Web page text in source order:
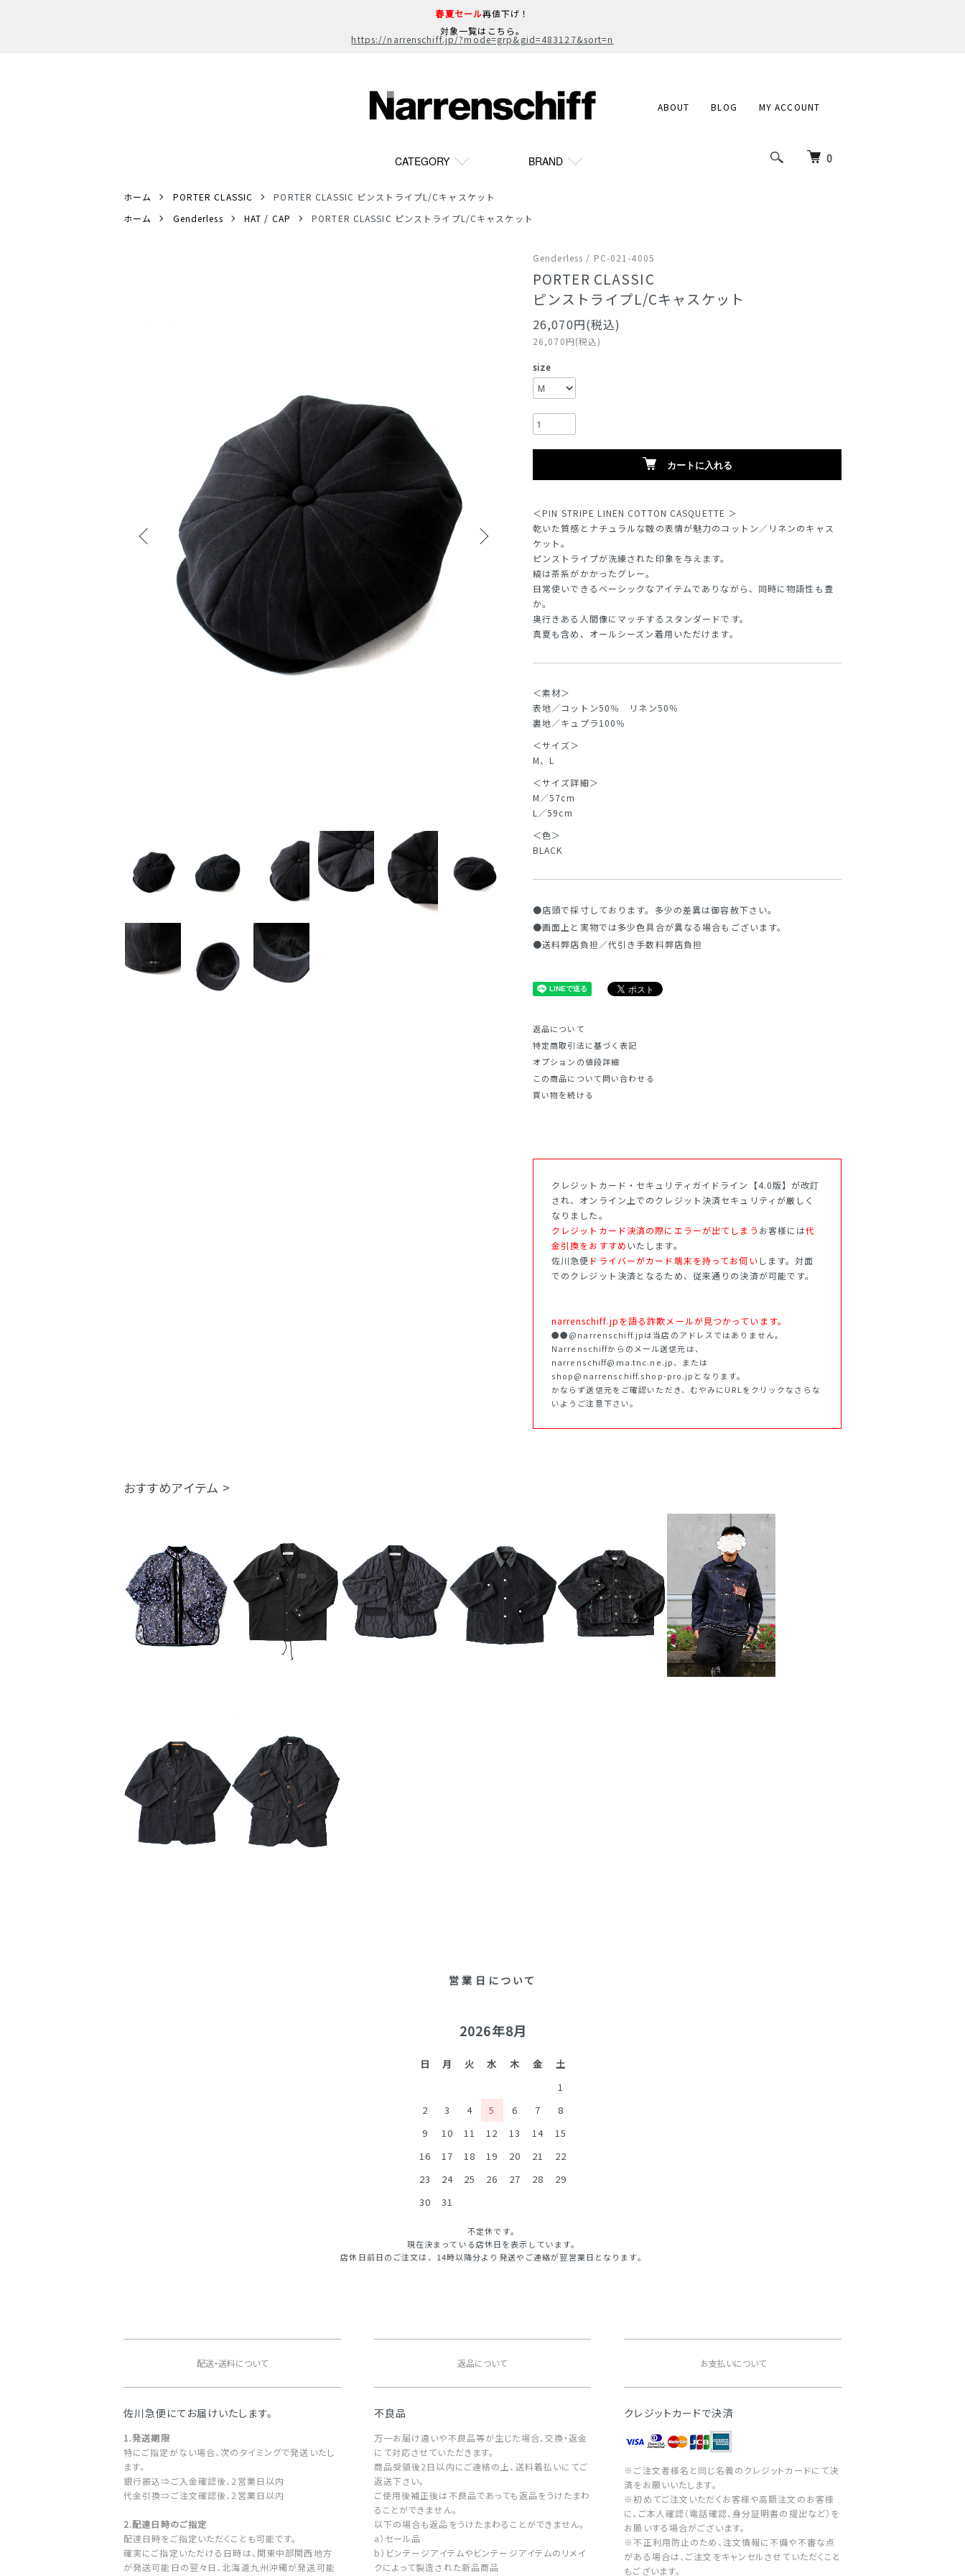
春夏セール再値下げ！
対象一覧はこちら。
https://narrenschiff.jp/?mode=grp&gid=483127&sort=n
0
CATEGORY BRAND
ABOUT BLOG MY ACCOUNT
ホーム PORTER CLASSIC
PORTER CLASSIC ピンストライプL/Cキャスケット
ホーム
Genderless HAT / CAP PORTER CLASSIC ピンストライプL/Cキャスケット
Genderless / PC-021-4005
PORTER CLASSIC
ピンストライプL/Cキャスケット
26,070円(税込)
26,070円(税込)
size
カートに入れる
＜PIN STRIPE LINEN COTTON CASQUETTE ＞
乾いた質感とナチュラルな皴の表情が魅力のコットン／リネンのキャス
ケット。
ピンストライプが洗練された印象を与えます。
縞は茶系がかかったグレー。
日常使いできるベーシックなアイテムでありながら、同時に物語性も豊
か。
奥行きある人間像にマッチするスタンダードです。
真夏も含め、オールシーズン着用いただけます。
＜素材＞
表地／コットン50％ リネン50％
裏地／キュプラ100％
＜サイズ＞
M、L
＜サイズ詳細＞
M／57cm
L／59cm
＜色＞
BLACK
●店頭で採寸しております。多少の差異は御容赦下さい。
●画面上と実物では多少色具合が異なる場合もございます。
●送料弊店負担／代引き手数料弊店負担
返品について
特定商取引法に基づく表記
オプションの値段詳細
この商品について問い合わせる
買い物を続ける
クレジットカード・セキュリティガイドライン【4.0版】が改訂
され、オンライン上でのクレジット決済セキュリティが厳しく
なりました。
クレジットカード決済の際にエラーが出てしまう お客様には代
金引換をおすすめ いたします。
佐川急便 ドライバーがカード端末を持ってお伺い します。対面
でのクレジット決済となるため、従来通りの決済が可能です。
narrenschiff.jpを語る詐欺メールが見つかっています。
●●@narrenschiff.jpは当店のアドレスではありません。
Narrenschiffからのメール送信元は、
narrenschiff@ma.tnc.ne.jp、または
shop@narrenschiff.shop-pro.jpとなります。
かならず送信元をご確認いただき、むやみにURLをクリックなさらな
いようご注意下さい。
おすすめアイテム >
営業日について
2026年8月
日 月 火 水 木 金
土
1
2
3 4 5 6 7
8
9
10 11 12 13 14
15
16
17 18 19 20 21
22
23
24 25 26 27 28
29
30
31
不定休です。
現在決まっている店休日を表示しています。
店休日前日のご注文は、14時以降分より発送やご連絡が翌営業日となります。
配送・送料について
佐川急便にてお届けいたします。
1.発送期限
特にご指定がない場合、次のタイミングで発送いたし
ます。
銀行振込⇒ご入金確認後、2営業日以内
代金引換⇒ご注文確認後、2営業日以内
2.配達日時のご指定
配達日時をご指定いただくことも可能です。
確実にご指定いただける日時は、関東中部関西地方
が発送可能日の翌々日、北海道九州沖縄が発送可能
返品について
不良品
万一お届け違いや不良品等が生じた場合、交換・返金
にて対応させていただきます。
商品受領後2日以内にご連絡の上、送料着払いにてご
返送下さい。
ご使用後補正後は不良品であっても返品をうけたまわ
ることができません。
以下の場合も返品をうけたまわることができません。
a）セール品
b）ビンテージアイテムやビンテージアイテムのリメイ
クによって製造された新品商品
お支払いについて
クレジットカードで決済
※ご注文者様名と同じ名義のクレジットカードにて決
済をお願いいたします。
※初めてご注文いただくお客様や高額注文のお客様
に、ご本人確認（電話確認、身分証明書の提出など）を
お願いする場合がございます。
※不正利用防止のため、注文情報に不備や不審な点
がある場合は、ご注文をキャンセルさせていただくこと
もございます。